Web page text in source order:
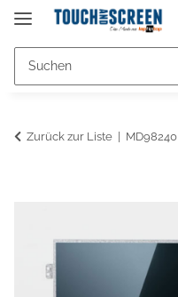
Zurück zur Liste MD98240